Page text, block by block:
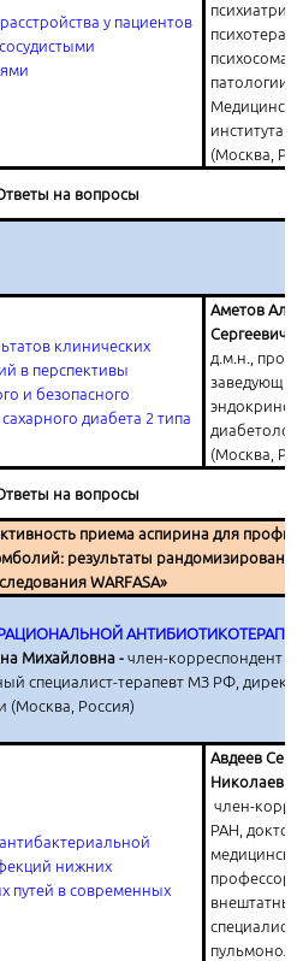
у пациентов
института
(Москва,
на вопросы
клинических
в перспективы
и безопасного
диабета 2 типа
Аметов
Сергеевич
д.м.н.,
(Москва,
на вопросы
приема аспирина для
результаты
WARFASA»
Михайловна - член-корреспондент
специалист-терапевт МЗ РФ,
Россия)
нижних
путей в современных
Авдеев
член-
РАН,